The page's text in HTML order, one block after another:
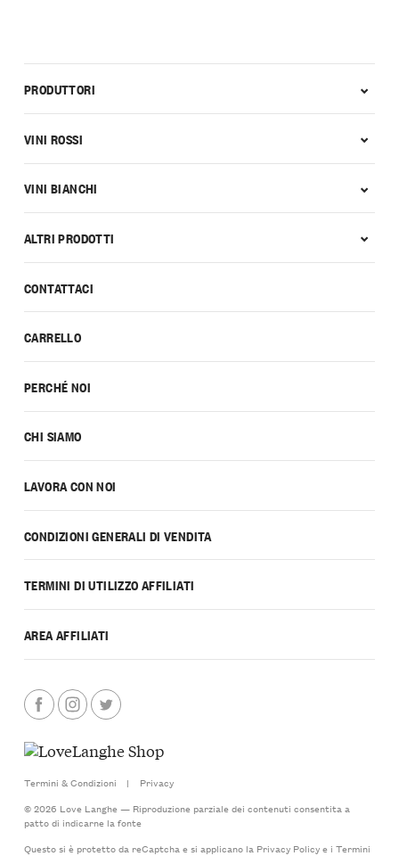
CONTATTACI
CARRELLO
PERCHÉ NOI
CHI SIAMO
LAVORA CON NOI
CONDIZIONI GENERALI DI VENDITA
TERMINI DI UTILIZZO AFFILIATI
AREA AFFILIATI
PRODUTTORI
VINI ROSSI
VINI BIANCHI
ALTRI PRODOTTI
Termini & Condizioni |
Privacy
© 2026 Love Langhe — Riproduzione parziale dei contenuti consentita a
patto di indicarne la fonte
Questo si è protetto da reCaptcha e si applicano la Privacy Policye i Termini